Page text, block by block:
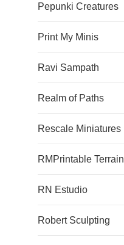
Pepunki Creatures
Print My Minis
Ravi Sampath
Realm of Paths
Rescale Miniatures
RMPrintable Terrain
RN Estudio
Robert Sculpting